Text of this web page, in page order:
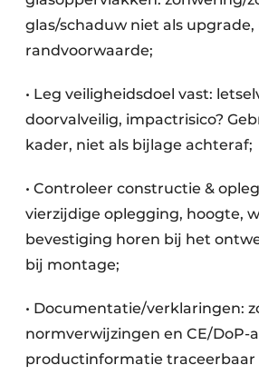
glas/schaduw niet als upgrade,
randvoorwaarde;
• Leg veiligheidsdoel vast:
doorvalveilig, impactrisico?
kader, niet als bijlage achteraf;
• Controleer constructie &
vierzijdige oplegging, hoogte,
bevestiging horen bij het
bij montage;
• Documentatie/verklaringen:
normverwijzingen en CE/DoP-
productinformatie traceerbaar